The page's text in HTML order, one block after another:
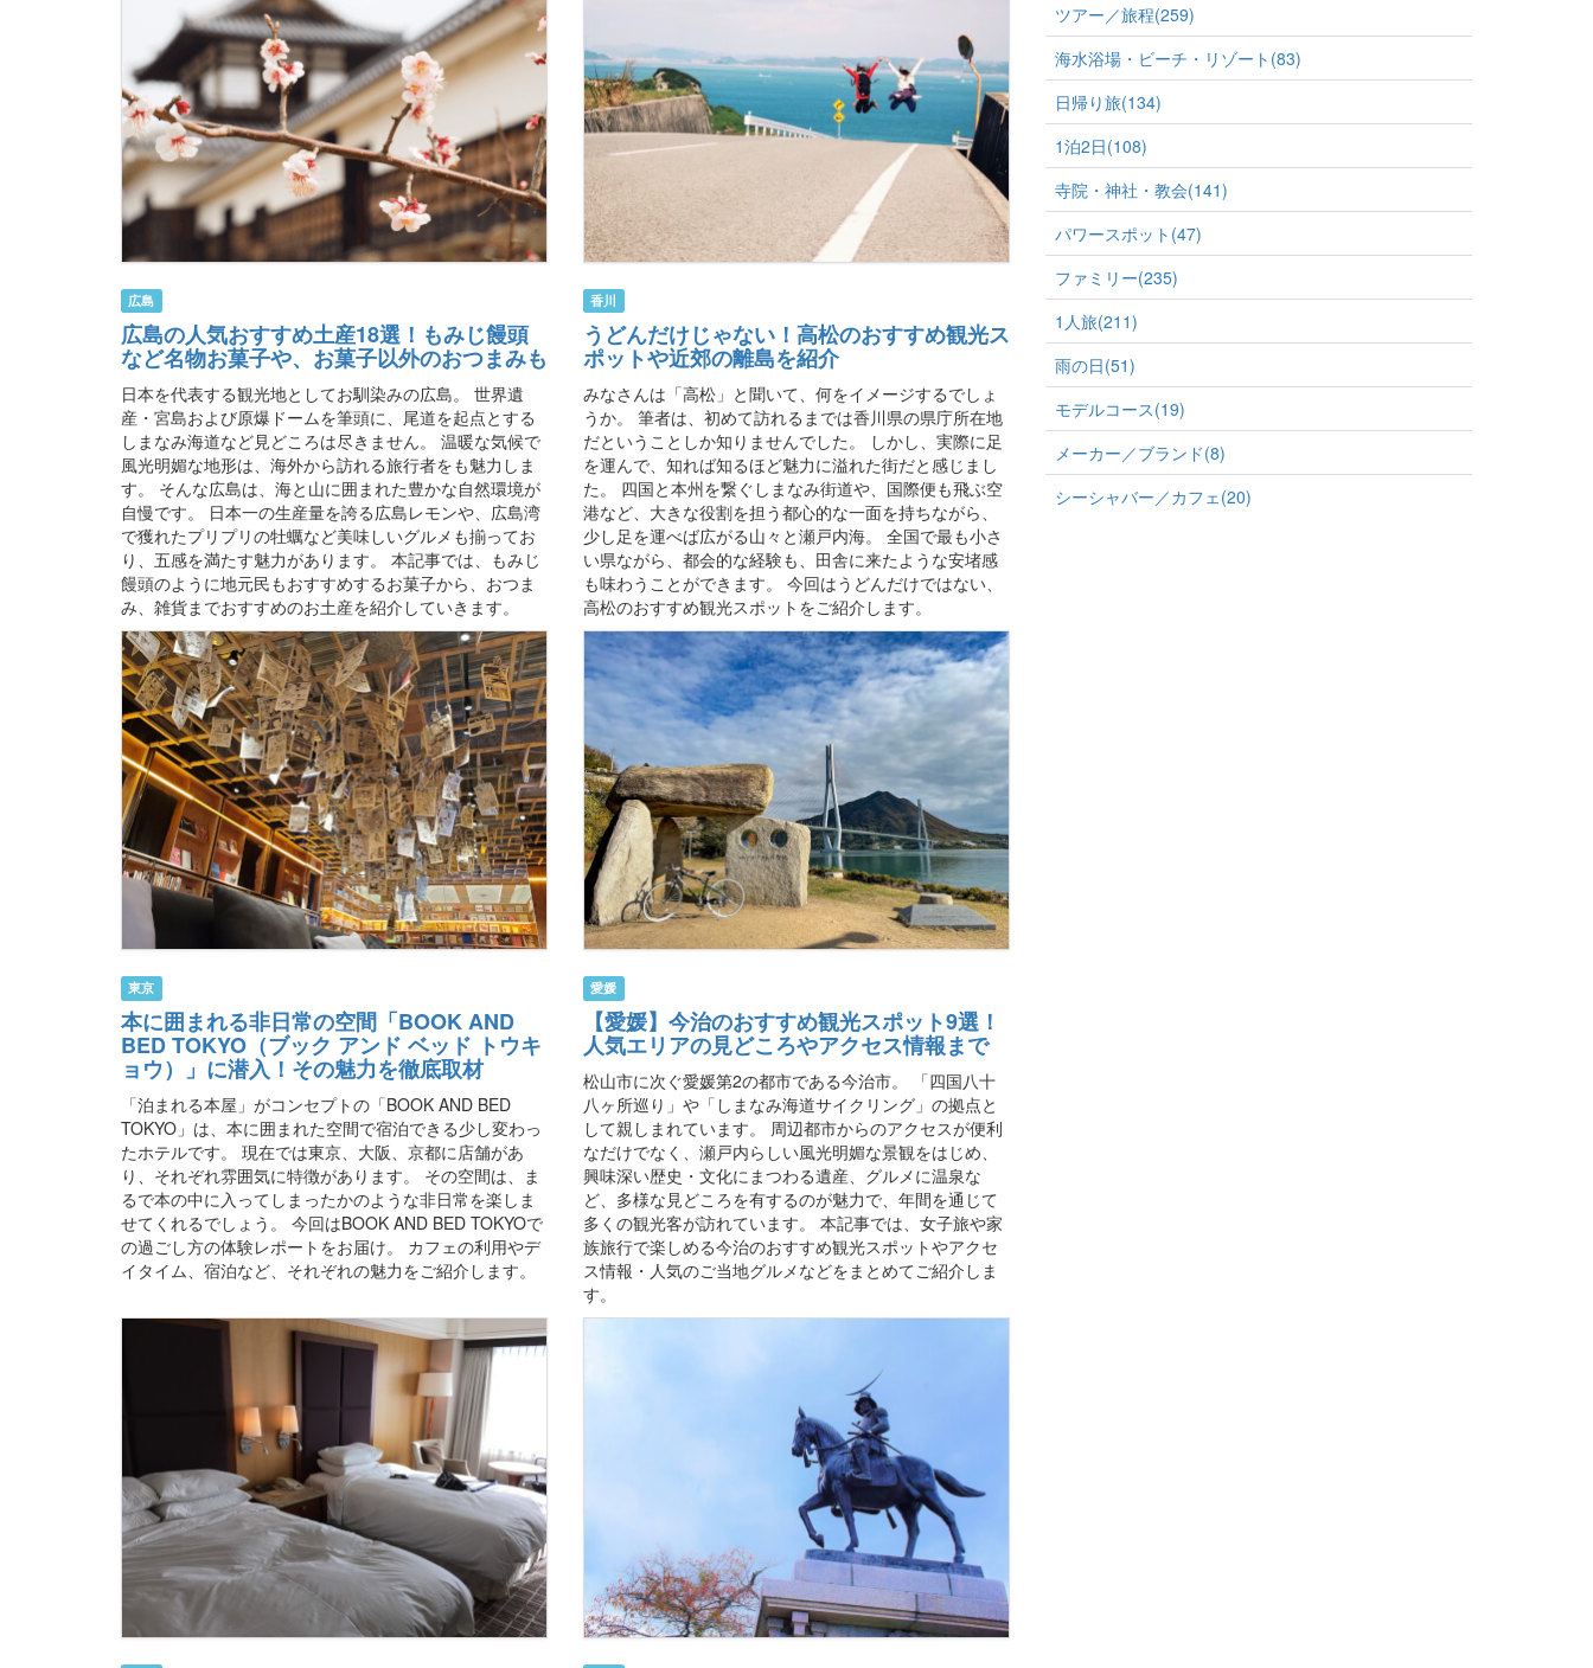
広島
広島の人気おすすめ土産18選！もみじ饅頭
など名物お菓子や、お菓子以外のおつまみも
日本を代表する観光地としてお馴染みの広島。 世界遺
産・宮島および原爆ドームを筆頭に、尾道を起点とする
しまなみ海道など見どころは尽きません。 温暖な気候で
風光明媚な地形は、海外から訪れる旅行者をも魅力しま
す。 そんな広島は、海と山に囲まれた豊かな自然環境が
自慢です。 日本一の生産量を誇る広島レモンや、広島湾
で獲れたプリプリの牡蠣など美味しいグルメも揃ってお
り、五感を満たす魅力があります。 本記事では、もみじ
饅頭のように地元民もおすすめするお菓子から、おつま
み、雑貨までおすすめのお土産を紹介していきます。
香川
うどんだけじゃない！高松のおすすめ観光ス
ポットや近郊の離島を紹介
みなさんは「高松」と聞いて、何をイメージするでしょ
うか。 筆者は、初めて訪れるまでは香川県の県庁所在地
だということしか知りませんでした。 しかし、実際に足
を運んで、知れば知るほど魅力に溢れた街だと感じまし
た。 四国と本州を繋ぐしまなみ街道や、国際便も飛ぶ空
港など、大きな役割を担う都心的な一面を持ちながら、
少し足を運べば広がる山々と瀬戸内海。 全国で最も小さ
い県ながら、都会的な経験も、田舎に来たような安堵感
も味わうことができます。 今回はうどんだけではない、
高松のおすすめ観光スポットをご紹介します。
東京
本に囲まれる非日常の空間「BOOK AND
BED TOKYO（ブック アンド ベッド トウキ
ョウ）」に潜入！その魅力を徹底取材
「泊まれる本屋」がコンセプトの「BOOK AND BED
TOKYO」は、本に囲まれた空間で宿泊できる少し変わっ
たホテルです。 現在では東京、大阪、京都に店舗があ
り、それぞれ雰囲気に特徴があります。 その空間は、ま
るで本の中に入ってしまったかのような非日常を楽しま
せてくれるでしょう。 今回はBOOK AND BED TOKYOで
の過ごし方の体験レポートをお届け。 カフェの利用やデ
イタイム、宿泊など、それぞれの魅力をご紹介します。
愛媛
【愛媛】今治のおすすめ観光スポット9選！
人気エリアの見どころやアクセス情報まで
松山市に次ぐ愛媛第2の都市である今治市。 「四国八十
八ヶ所巡り」や「しまなみ海道サイクリング」の拠点と
して親しまれています。 周辺都市からのアクセスが便利
なだけでなく、瀬戸内らしい風光明媚な景観をはじめ、
興味深い歴史・文化にまつわる遺産、グルメに温泉な
ど、多様な見どころを有するのが魅力で、年間を通じて
多くの観光客が訪れています。 本記事では、女子旅や家
族旅行で楽しめる今治のおすすめ観光スポットやアクセ
ス情報・人気のご当地グルメなどをまとめてご紹介しま
す。
ツアー／旅程(259)
海水浴場・ビーチ・リゾート(83)
日帰り旅(134)
1泊2日(108)
寺院・神社・教会(141)
パワースポット(47)
ファミリー(235)
1人旅(211)
雨の日(51)
モデルコース(19)
メーカー／ブランド(8)
シーシャバー／カフェ(20)